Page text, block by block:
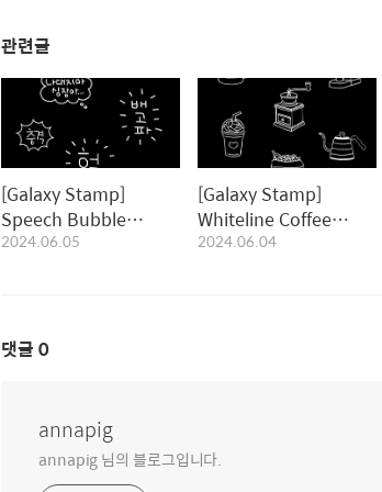
관련글
[Galaxy Stamp]
Speech Bubble
Stamp2｜말풍선스탬
2024.06.05
[Galaxy Stamp]
Whiteline Coffee
Stamp｜화이트라인 커
2024.06.04
댓글 0
annapig
annapig 님의 블로그입니다.